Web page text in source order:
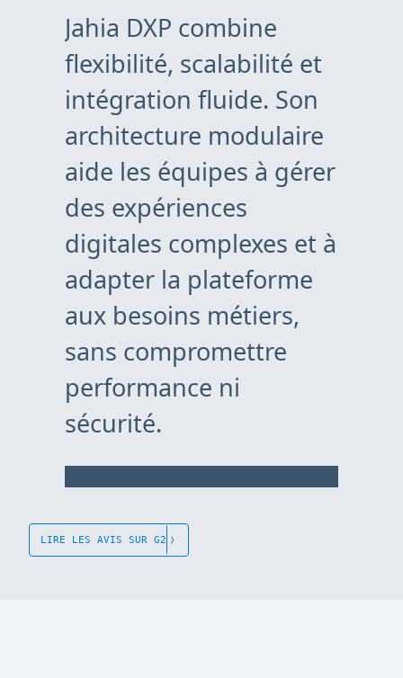
Jahia DXP combine
flexibilité, scalabilité et
intégration fluide. Son
architecture modulaire
aide les équipes à gérer
des expériences
digitales complexes et à
adapter la plateforme
aux besoins métiers,
sans compromettre
performance ni
sécurité.
LIRE LES AVIS SUR G2